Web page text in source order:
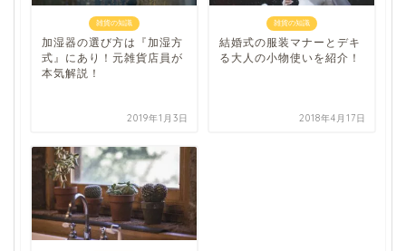
雑貨の知識
加湿器の選び方は『加湿方
式』にあり！元雑貨店員が
本気解説！
2019年1月3日
雑貨の知識
結婚式の服装マナーとデキ
る大人の小物使いを紹介！
2018年4月17日